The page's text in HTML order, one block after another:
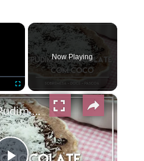
×
Fullscreen
Now Playing
×
Receita de Pudim de Chocolate com Coco - Receitinhas para Páscoa